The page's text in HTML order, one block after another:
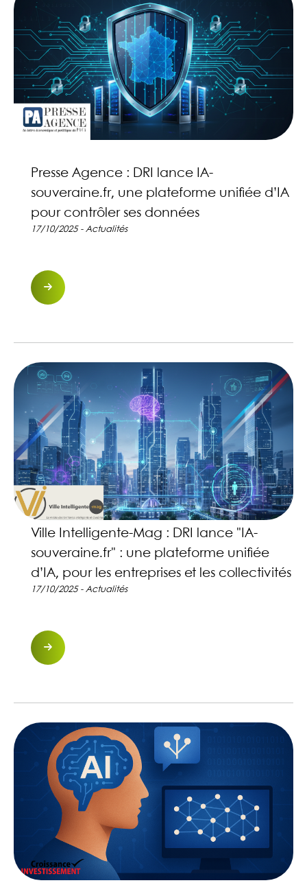
Presse Agence : DRI lance IA-
souveraine.fr, une plateforme unifiée d’IA
pour contrôler ses données
17/10/2025 - Actualités
Ville Intelligente-Mag : DRI lance "IA-
souveraine.fr" : une plateforme unifiée
d’IA, pour les entreprises et les collectivités
17/10/2025 - Actualités